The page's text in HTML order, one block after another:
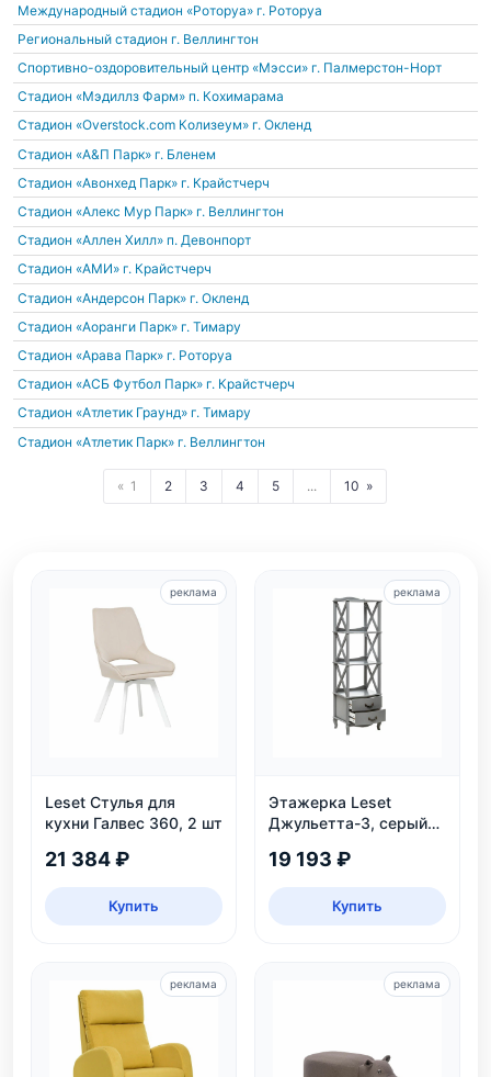
Международный стадион «Роторуа» г. Роторуа
Региональный стадион г. Веллингтон
Спортивно-оздоровительный центр «Мэсси» г. Палмерстон-Норт
Стадион «Мэдиллз Фарм» п. Кохимарама
Стадион «Overstock.com Колизеум» г. Окленд
Стадион «А&П Парк» г. Бленем
Стадион «Авонхед Парк» г. Крайстчерч
Стадион «Алекс Мур Парк» г. Веллингтон
Стадион «Аллен Хилл» п. Девонпорт
Стадион «АМИ» г. Крайстчерч
Стадион «Андерсон Парк» г. Окленд
Стадион «Аоранги Парк» г. Тимару
Стадион «Арава Парк» г. Роторуа
Стадион «АСБ Футбол Парк» г. Крайстчерч
Стадион «Атлетик Граунд» г. Тимару
Стадион «Атлетик Парк» г. Веллингтон
1 2 3 4 5 ... 10
Leset Стулья для
кухни Галвес 360, 2 шт
21 384 ₽
Купить
реклама
Этажерка Leset
Джульетта-3, серый
19 193 ₽
Купить
реклама
реклама реклама